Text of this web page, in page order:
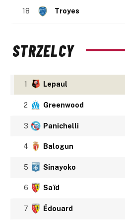
18 Troyes
STRZELCY
1 Lepaul
2 Greenwood
3 Panichelli
4 Balogun
5 Sinayoko
6 Saïd
7 Édouard